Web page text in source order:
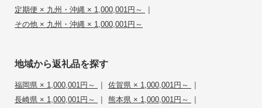
定期便 × 九州・沖縄 × 1,000,001円～ |
その他 × 九州・沖縄 × 1,000,001円～
地域から返礼品を探す
福岡県 × 1,000,001円～ | 佐賀県 × 1,000,001円～ |
長崎県 × 1,000,001円～ | 熊本県 × 1,000,001円～ |